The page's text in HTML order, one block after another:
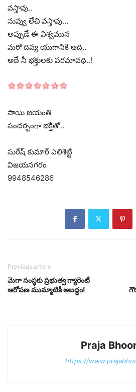
వస్తావు..
నువ్వు లేచి వస్తావు…
అప్పుడే ఈ విశ్వమున
మరో దివ్య యుగానికి ఆది..
అదే నీ భక్తులకు పరమావధి..!
సాయి జయంతి
సందర్భంగా భక్తితో..
సురేష్ కుమార్ ఎలిశెట్టి
విజయనగరం
9948546286
Previous article
మెగా సంస్థకు ప్రభుత్వ గ్యారెంటీ
ఆరోపణ ముమ్మాటికీ అబద్ధం!
Praja
https://